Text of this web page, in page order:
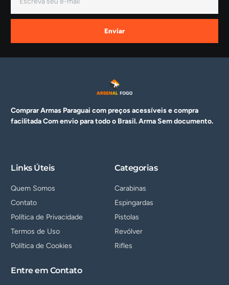
Enviar
Comprar Armas Paraguai com preços acessíveis e compra
facilitada Com envio para todo o Brasil. ArmaSem documento.
Links Úteis
Quem Somos
Contato
Política de Privacidade
Termos de Uso
Política de Cookies
Categorias
Carabinas
Espingardas
Pistolas
Revólver
Rifles
Entre em Contato